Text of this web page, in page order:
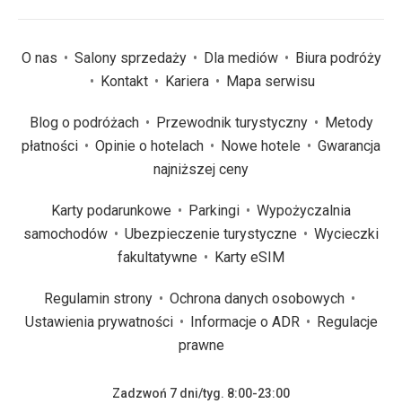
O nas Salony sprzedaży Dla mediów
Biura podróży
Kontakt
Kariera Mapa serwisu
Blog o podróżach Przewodnik turystyczny
Metody
płatności
Opinie o hotelach Nowe hotele
Gwarancja
najniższej ceny
Karty podarunkowe Parkingi
Wypożyczalnia
samochodów
Ubezpieczenie turystyczne
Wycieczki
fakultatywne
Karty eSIM
Regulamin strony
Ochrona danych osobowych
Ustawienia prywatności
Informacje o ADR
Regulacje
prawne
Zadzwoń 7 dni/tyg. 8:00-23:00